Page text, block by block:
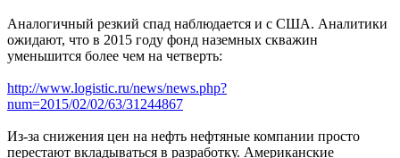
Аналогичный резкий спад наблюдается и с США. Аналитики
ожидают, что в 2015 году фонд наземных скважин
уменьшится более чем на четверть:
http://www.logistic.ru/news/news.php?
num=2015/02/02/63/31244867
Из-за снижения цен на нефть нефтяные компании просто
перестают вкладываться в разработку. Американские